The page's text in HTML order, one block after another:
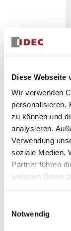
Diese Webseite
Wir verwenden
personalisieren,
zu können und
analysieren.
Verwendung
soziale Medien,
Partner führen
weiteren Daten
Notwendig
AWD
EW9Z-
Kompakte und
Komponente,
verschiedenen
Menge auswählen